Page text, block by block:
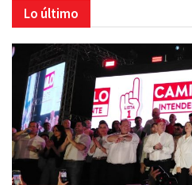
Lo último